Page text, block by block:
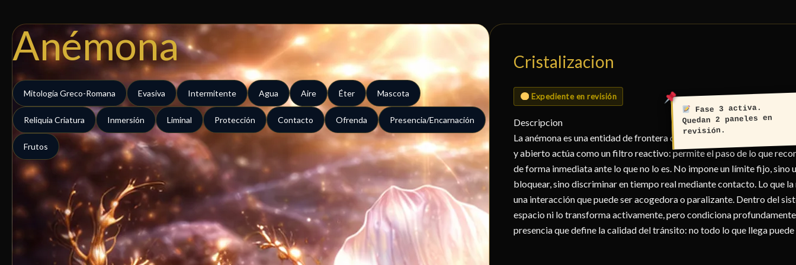
contenido
Anémona
Mitología Greco-Romana Evasiva Intermitente Agua Aire Éter Mascota
Reliquia Criatura Inmersión Liminal Protección Contacto Ofrenda Presencia/Encarnación
Frutos
Cristalizacion
Expediente en revisión
Descripcion
La anémona es una entidad de frontera que no delimita por dureza,
y abierto actúa como un filtro reactivo: permite el paso de lo que
de forma inmediata ante lo que no lo es. No impone un límite fijo, sino
bloquear, sino discriminar en tiempo real mediante contacto. Lo que
una interacción que puede ser acogedora o paralizante. Dentro del
espacio ni lo transforma activamente, pero condiciona profundamente
presencia que define la calidad del tránsito: no todo lo que llega
Fase 3 activa.
Quedan 2 paneles en
revisión.